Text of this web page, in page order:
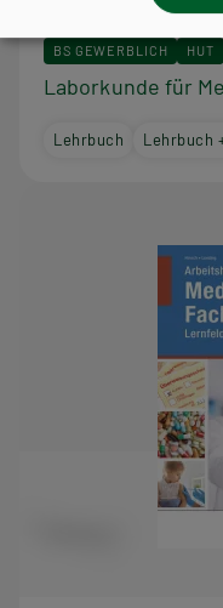
BS GEWERBLICH HUT
Laborkunde für
Lehrbuch Lehrbuch